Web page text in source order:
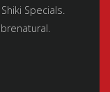
Shiki Specials.